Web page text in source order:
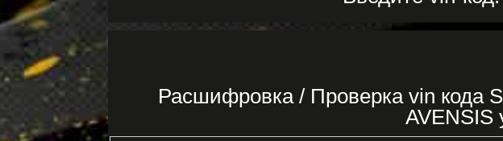
Расшифровка / Проверка vin кода
AVENSIS